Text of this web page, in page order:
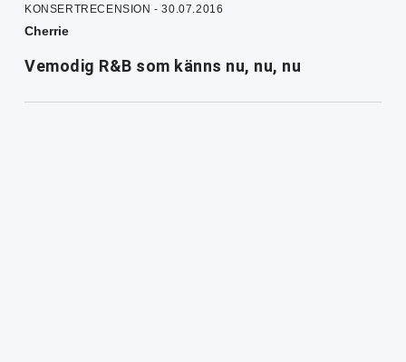
KONSERTRECENSION - 30.07.2016
Cherrie
Vemodig R&B som känns nu, nu, nu